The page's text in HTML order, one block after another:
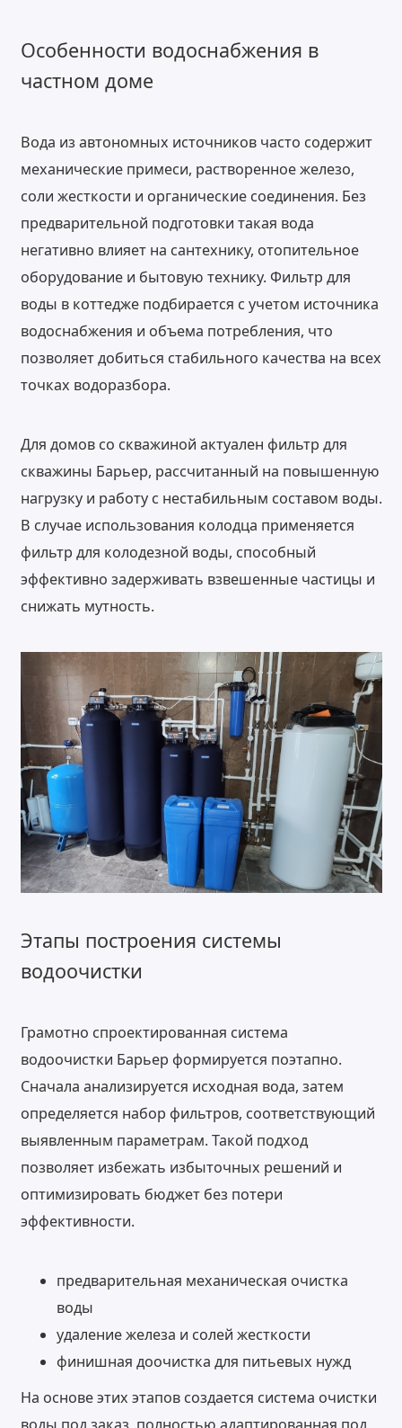
Особенности водоснабжения в
частном доме
Вода из автономных источников часто содержит
механические примеси, растворенное железо,
соли жесткости и органические соединения. Без
предварительной подготовки такая вода
негативно влияет на сантехнику, отопительное
оборудование и бытовую технику. Фильтр для
воды в коттедже подбирается с учетом источника
водоснабжения и объема потребления, что
позволяет добиться стабильного качества на всех
точках водоразбора.
Для домов со скважиной актуален фильтр для
скважины Барьер, рассчитанный на повышенную
нагрузку и работу с нестабильным составом воды.
В случае использования колодца применяется
фильтр для колодезной воды, способный
эффективно задерживать взвешенные частицы и
снижать мутность.
Этапы построения системы
водоочистки
Грамотно спроектированная система
водоочистки Барьер формируется поэтапно.
Сначала анализируется исходная вода, затем
определяется набор фильтров, соответствующий
выявленным параметрам. Такой подход
позволяет избежать избыточных решений и
оптимизировать бюджет без потери
эффективности.
предварительная механическая очистка
воды
удаление железа и солей жесткости
финишная доочистка для питьевых нужд
На основе этих этапов создается система очистки